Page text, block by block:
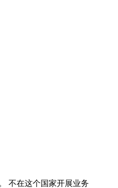
不在这个国家开展业务